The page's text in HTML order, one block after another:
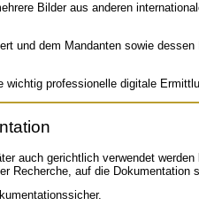
Bilder aus anderen
und dem Mandanten sowie
professionelle digitale
auch gerichtlich verwendet
Recherche, auf die Dokumentation